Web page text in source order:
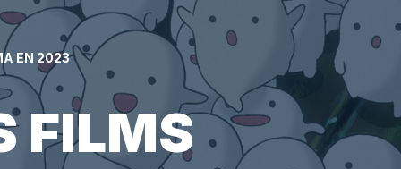
EN 2023
FILMS